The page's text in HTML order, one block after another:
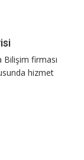
Bilişim firması
hizmet